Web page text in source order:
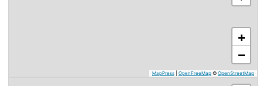
+
−
MapPress OpenFreeMap © OpenStreetMap